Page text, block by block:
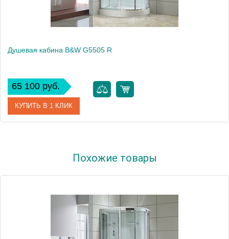
Душевая кабина B&W G5505 R
65 100 руб.
КУПИТЬ В 1 КЛИК
Производитель
Похожие товары